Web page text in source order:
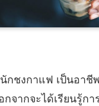
กชงกาแฟ เป็นอาชี
จากจะได้เรียนรู้กา